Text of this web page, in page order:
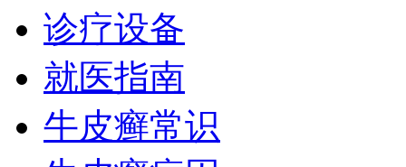
诊疗设备
就医指南
牛皮癣常识